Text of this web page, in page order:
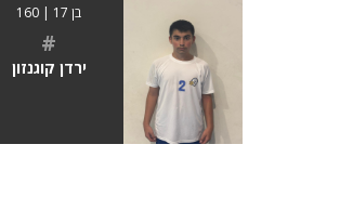
בן 17 | 160
#
ירדן קוגנזון